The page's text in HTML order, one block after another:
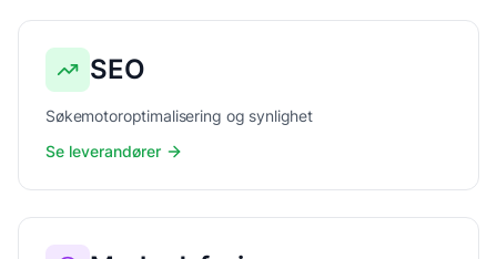
SEO
Søkemotoroptimalisering og synlighet
Se leverandører